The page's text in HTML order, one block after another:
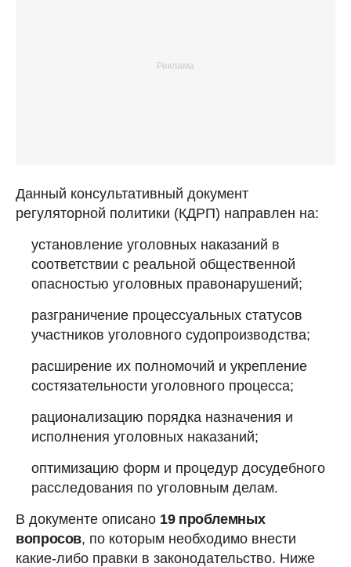
Данный консультативный документ
регуляторной политики (КДРП) направлен на:
установление уголовных наказаний в
соответствии с реальной общественной
опасностью уголовных правонарушений;
разграничение процессуальных статусов
участников уголовного судопроизводства;
расширение их полномочий и укрепление
состязательности уголовного процесса;
рационализацию порядка назначения и
исполнения уголовных наказаний;
оптимизацию форм и процедур досудебного
расследования по уголовным делам.
В документе описано 19 проблемных
вопросов, по которым необходимо внести
какие-либо правки в законодательство. Ниже